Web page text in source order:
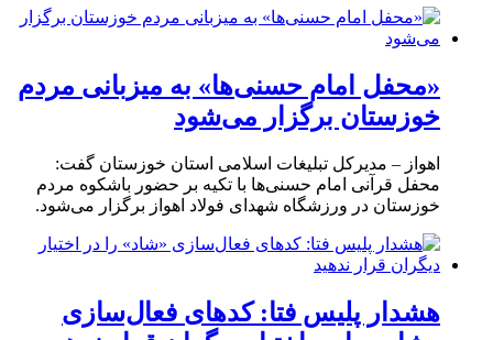
«محفل امام حسنی‌ها» به میزبانی مردم
خوزستان برگزار می‌شود
اهواز – مدیرکل تبلیغات اسلامی استان خوزستان گفت:
محفل قرآنی امام حسنی‌ها با تکیه بر حضور باشکوه مردم
خوزستان در ورزشگاه شهدای فولاد اهواز برگزار می‌شود.
هشدار پلیس فتا: کدهای فعال‌سازی